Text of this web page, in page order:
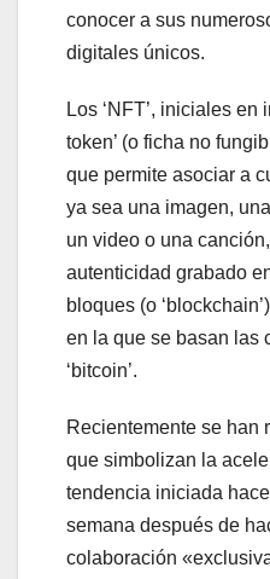
conocer a sus
digitales únicos.
Los ‘NFT’, iniciales
token’ (o ficha no
que permite asociar a
ya sea una imagen,
un video o una
autenticidad grabado
bloques (o
en la que se basan las
‘bitcoin’.
Recientemente se han
que simbolizan la
tendencia iniciada
semana después de
colaboración